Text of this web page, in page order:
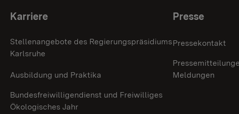
Themenübersicht
Karriere
Stellenangebote des Regierungspräsidiums
Karlsruhe
Ausbildung und Praktika
Bundesfreiwilligendienst und Freiwilliges
Ökologisches Jahr
Presse
Pressekontakt
Meldungen